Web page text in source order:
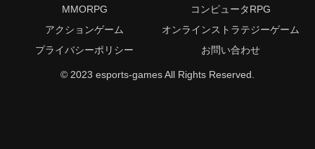
MMORPG
コンピュータRPG
アクションゲーム
オンラインストラテジーゲーム
プライバシーポリシー
お問い合わせ
© 2023 esports-games All Rights Reserved.